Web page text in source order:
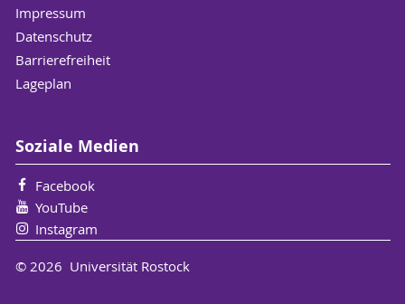
Impressum
Datenschutz
Barrierefreiheit
Lageplan
Soziale Medien
Facebook
YouTube
Instagram
© 2026 Universität Rostock